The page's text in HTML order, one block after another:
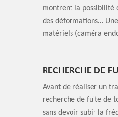
montrent la possibilité
des déformations…
matériels (caméra
RECHERCHE DE
Avant de réaliser un
recherche de fuite de
sans devoir subir la